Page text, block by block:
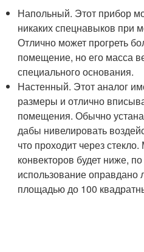
Напольный. Этот прибор
никаких спецнавыков при
Отлично может прогреть
помещение, но его масса
специального основания.
Настенный. Этот аналог
размеры и отлично
помещения. Обычно
дабы нивелировать
что проходит через
конвекторов будет ниже,
использование оправдано
площадью до 100